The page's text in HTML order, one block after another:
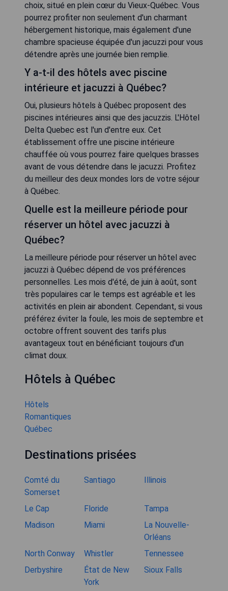
choix, situé en plein cœur du Vieux-Québec. Vous
pourrez profiter non seulement d'un charmant
hébergement historique, mais également d'une
chambre spacieuse équipée d'un jacuzzi pour vous
détendre après une journée bien remplie.
Y a-t-il des hôtels avec piscine
intérieure et jacuzzi à Québec?
Oui, plusieurs hôtels à Québec proposent des
piscines intérieures ainsi que des jacuzzis. L'Hôtel
Delta Quebec est l'un d'entre eux. Cet
établissement offre une piscine intérieure
chauffée où vous pourrez faire quelques brasses
avant de vous détendre dans le jacuzzi. Profitez
du meilleur des deux mondes lors de votre séjour
à Québec.
Quelle est la meilleure période pour
réserver un hôtel avec jacuzzi à
Québec?
La meilleure période pour réserver un hôtel avec
jacuzzi à Québec dépend de vos préférences
personnelles. Les mois d'été, de juin à août, sont
très populaires car le temps est agréable et les
activités en plein air abondent. Cependant, si vous
préférez éviter la foule, les mois de septembre et
octobre offrent souvent des tarifs plus
avantageux tout en bénéficiant toujours d'un
climat doux.
Hôtels à Québec
Hôtels
Romantiques
Québec
Destinations prisées
Comté du
Somerset
Santiago Illinois
Le Cap Floride
Tampa
Madison
Miami
La Nouvelle-
Orléans
North Conway
Whistler
Tennessee
Derbyshire
État de New
York
Sioux Falls